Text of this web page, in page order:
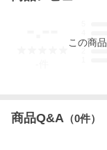
3
この商品
商品Q&A （0件）